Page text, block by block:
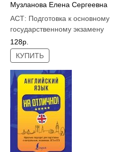
Музланова Елена Сергеевна
АСТ: Подготовка к основному
государственному экзамену
128р.
КУПИТЬ